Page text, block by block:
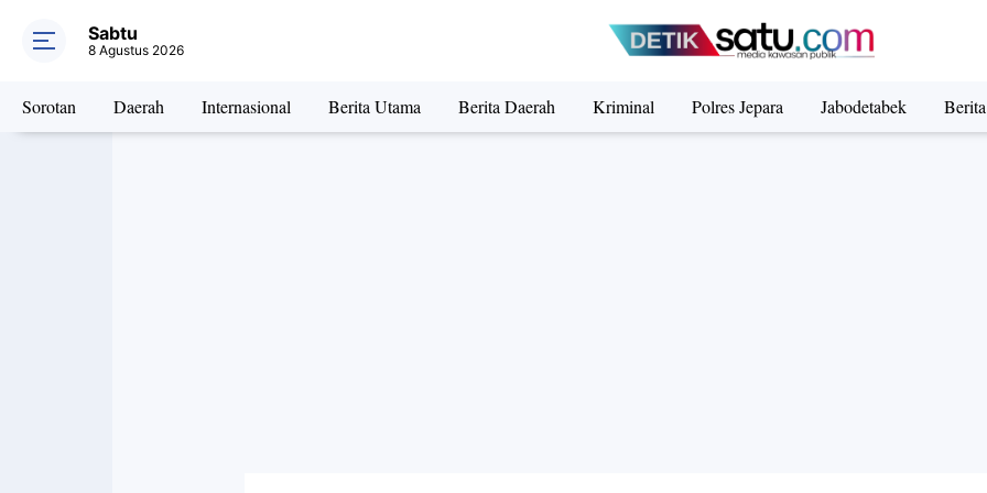
Sabtu
8 Agustus 2026
Sorotan Daerah Internasional Berita Utama Berita Daerah Kriminal Polres Jepara Jabodetabek